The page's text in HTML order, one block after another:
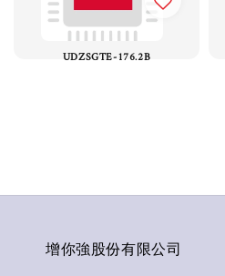
UDZSGTE-176.2B
增你強股份有限公司